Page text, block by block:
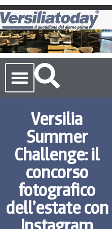
Versilia
Summer
Challenge: il
concorso
fotografico
dell’estate con